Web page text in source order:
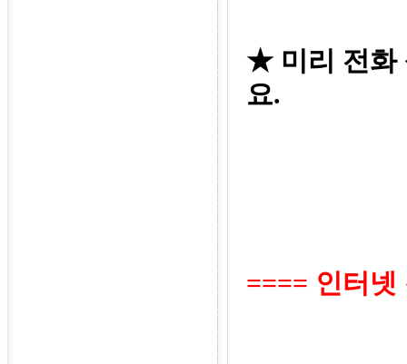
★ 미리 전화
요.
==== 인터넷